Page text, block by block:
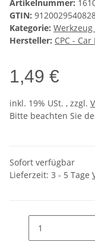
Artikelnummer:
GTIN:
Kategorie:
Hersteller: CPC -
1,49 €
inkl. 19% USt. , zzgl.
Bitte beachten Sie
Sofort verfügbar
Lieferzeit: 3 - 5 Tage